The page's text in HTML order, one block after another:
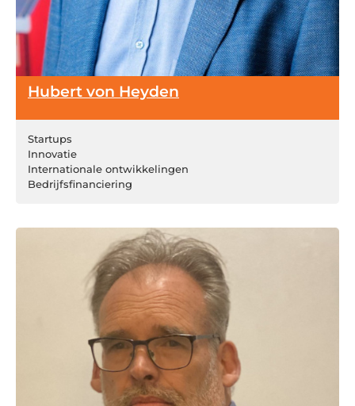
Hubert von Heyden
Startups
Innovatie
Internationale ontwikkelingen
Bedrijfsfinanciering